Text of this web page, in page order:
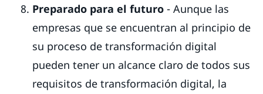
Preparado para el futuro - Aunque las
empresas que se encuentran al principio de
su proceso de transformación digital
pueden tener un alcance claro de todos sus
requisitos de transformación digital, la